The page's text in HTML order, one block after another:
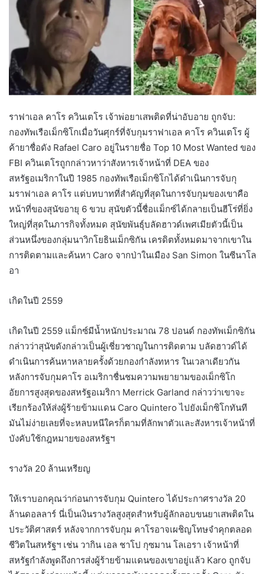
ราฟาเอล คาโร ควินเตโร เจ้าพ่อยาเสพติดที่น่าอับอาย ถูกจับ:
กองทัพเรือเม็กซิโกเมื่อวันศุกร์ที่จับกุมราฟาเอล คาโร ควินเตโร ผู้
ค้ายาชื่อดัง Rafael Caro อยู่ในรายชื่อ Top 10 Most Wanted ของ
FBI ควินเตโรถูกกล่าวหาว่าสังหารเจ้าหน้าที่ DEA ของ
สหรัฐอเมริกาในปี 1985 กองทัพเรือเม็กซิโกได้ดำเนินการจับกุ
มราฟาเอล คาโร แต่บทบาทที่สำคัญที่สุดในการจับกุมของเขาคือ
หน้าที่ของสุนัขอายุ 6 ขวบ สุนัขตัวนี้ชื่อแม็กซ์ได้กลายเป็นฮีโร่ที่ยิ่ง
ใหญ่ที่สุดในภารกิจทั้งหมด สุนัขพันธุ์บลัดฮาวด์เพศเมียตัวนี้เป็น
ส่วนหนึ่งของกลุ่มนาวิกโยธินเม็กซิกัน เครดิตทั้งหมดมาจากเขาใน
การติดตามและค้นหา Caro จากป่าในเมือง San Simon ในซีนาโล
อา
เกิดในปี 2559
เกิดในปี 2559 แม็กซ์มีน้ำหนักประมาณ 78 ปอนด์ กองทัพเม็กซิกัน
กล่าวว่าสุนัขดังกล่าวเป็นผู้เชี่ยวชาญในการติดตาม บลัดฮาวด์ได้
ดำเนินการค้นหาหลายครั้งด้วยกองกำลังทหาร ในเวลาเดียวกัน
หลังการจับกุมคาโร อเมริกาชื่นชมความพยายามของเม็กซิโก
อัยการสูงสุดของสหรัฐอเมริกา Merrick Garland กล่าวว่าเขาจะ
เรียกร้องให้ส่งผู้ร้ายข้ามแดน Caro Quintero ไปยังเม็กซิโกทันที
มันไม่ง่ายเลยที่จะหลบหนีใครก็ตามที่ลักพาตัวและสังหารเจ้าหน้าที่
บังคับใช้กฎหมายของสหรัฐฯ
รางวัล 20 ล้านเหรียญ
ให้เราบอกคุณว่าก่อนการจับกุม Quintero ได้ประกาศรางวัล 20
ล้านดอลลาร์ นี่เป็นเงินรางวัลสูงสุดสำหรับผู้ลักลอบขนยาเสพติดใน
ประวัติศาสตร์ หลังจากการจับกุม คาโรอาจเผชิญโทษจำคุกตลอด
ชีวิตในสหรัฐฯ เช่น วากิน เอล ชาโป กุซมาน โลเอรา เจ้าหน้าที่
สหรัฐกำลังพูดถึงการส่งผู้ร้ายข้ามแดนของเขาอยู่แล้ว Karo ถูกจับ